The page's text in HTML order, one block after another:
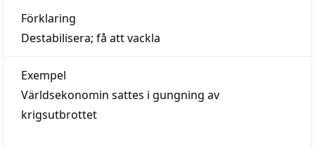
Förklaring
Destabilisera; få att vackla
Exempel
Världsekonomin sattes i gungning av
krigsutbrottet